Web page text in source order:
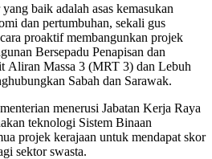
baik adalah asas kemasukan
dan pertumbuhan, sekali gus
proaktif membangunkan projek
Bersepadu Penapisan dan
Ali­ran Massa 3 (MRT 3) dan Lebuh
Sabah dan Sarawak.
menerusi Jabatan Kerja Raya
teknologi Sistem Binaan
projek kerajaan untuk mendapat skor
sektor swasta.